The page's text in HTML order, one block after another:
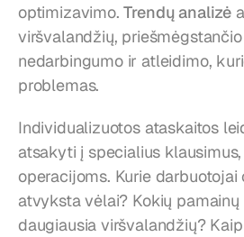
optimizavimo. Trendų analizė
viršvalandžių,
nedarbingumo ir atleidimo,
problemas.
Individualizuotos ataskaitos
atsakyti į specialius
operacijoms. Kurie darbuotojai
atvyksta vėlai? Kokių
daugiausia viršvalandžių?